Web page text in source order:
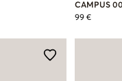
CAMPUS
99 €